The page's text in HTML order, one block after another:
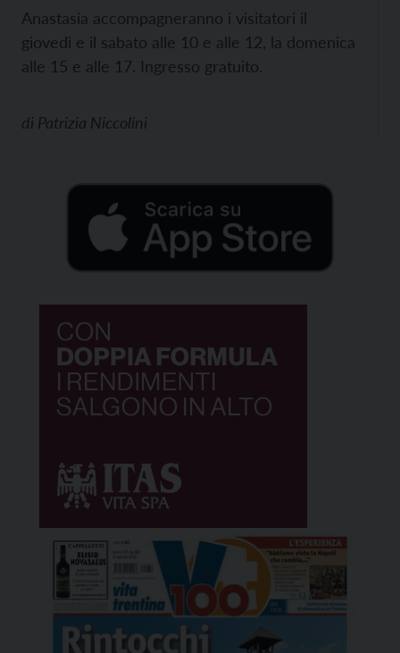
Anastasia accompagneranno i visitatori il
giovedì e il sabato alle 10 e alle 12, la domenica
alle 15 e alle 17. Ingresso gratuito.
di Patrizia Niccolini